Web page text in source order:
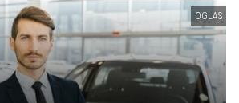
OGLAS